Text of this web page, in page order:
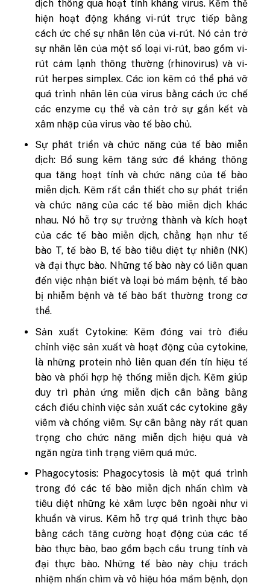
dịch thông qua hoạt tính kháng virus. Kẽm thể
hiện hoạt động kháng vi-rút trực tiếp bằng
cách ức chế sự nhân lên của vi-rút. Nó cản trở
sự nhân lên của một số loại vi-rút, bao gồm vi-
rút cảm lạnh thông thường (rhinovirus) và vi-
rút herpes simplex. Các ion kẽm có thể phá vỡ
quá trình nhân lên của virus bằng cách ức chế
các enzyme cụ thể và cản trở sự gắn kết và
xâm nhập của virus vào tế bào chủ.
Sự phát triển và chức năng của tế bào miễn
dịch: Bổ sung kẽm tăng sức đề kháng thông
qua tăng hoạt tính và chức năng của tế bào
miễn dịch. Kẽm rất cần thiết cho sự phát triển
và chức năng của các tế bào miễn dịch khác
nhau. Nó hỗ trợ sự trưởng thành và kích hoạt
của các tế bào miễn dịch, chẳng hạn như tế
bào T, tế bào B, tế bào tiêu diệt tự nhiên (NK)
và đại thực bào. Những tế bào này có liên quan
đến việc nhận biết và loại bỏ mầm bệnh, tế bào
bị nhiễm bệnh và tế bào bất thường trong cơ
thể.
Sản xuất Cytokine: Kẽm đóng vai trò điều
chỉnh việc sản xuất và hoạt động của cytokine,
là những protein nhỏ liên quan đến tín hiệu tế
bào và phối hợp hệ thống miễn dịch. Kẽm giúp
duy trì phản ứng miễn dịch cân bằng bằng
cách điều chỉnh việc sản xuất các cytokine gây
viêm và chống viêm. Sự cân bằng này rất quan
trọng cho chức năng miễn dịch hiệu quả và
ngăn ngừa tình trạng viêm quá mức.
Phagocytosis: Phagocytosis là một quá trình
trong đó các tế bào miễn dịch nhấn chìm và
tiêu diệt những kẻ xâm lược bên ngoài như vi
khuẩn và virus. Kẽm hỗ trợ quá trình thực bào
bằng cách tăng cường hoạt động của các tế
bào thực bào, bao gồm bạch cầu trung tính và
đại thực bào. Những tế bào này chịu trách
nhiệm nhấn chìm và vô hiệu hóa mầm bệnh, dọn